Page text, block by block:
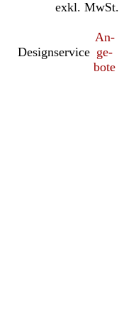
inkl. MwSt.
exkl. MwSt.
Designservice
An­­
ge­­
bo­­te